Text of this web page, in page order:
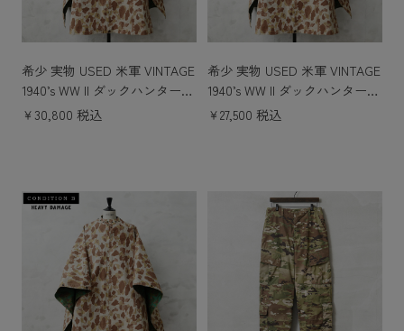
希少 実物 USED 米軍 VINTAGE
1940’s WW II ダックハンターカ
モ リバーシブル ポンチョ コン
￥30,800 税込
希少 実物 USED 米軍 VINTAGE
1940’s WW II ダックハンターカ
モ リバーシブル ポンチョ コン
￥27,500 税込